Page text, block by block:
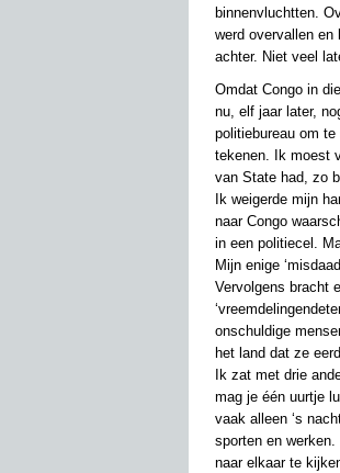
binnenvluchtten.
werd overvallen en
achter. Niet veel
Omdat Congo in
nu, elf jaar later,
politiebureau om
tekenen. Ik moest
van State had, zo
Ik weigerde mijn
naar Congo
in een politiecel.
Mijn enige
Vervolgens bracht
onschuldige
het land dat ze
Ik zat met drie
mag je één uurtje
vaak alleen ‘s
sporten en
naar elkaar te